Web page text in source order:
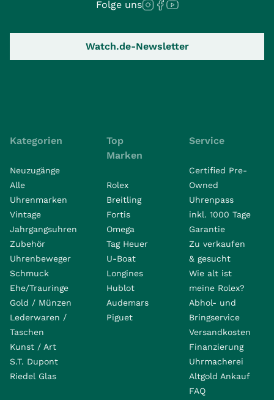
Folge uns
Watch.de-Newsletter
Kategorien
Neuzugänge
Alle
Uhrenmarken
Vintage
Jahrgangsuhren
Zubehör
Uhrenbeweger
Schmuck
Ehe/Trauringe
Gold / Münzen
Lederwaren /
Taschen
Kunst / Art
S.T. Dupont
Riedel Glas
Top
Marken
Rolex
Breitling
Fortis
Omega
Tag Heuer
U-Boat
Longines
Hublot
Audemars
Piguet
Service
Certified Pre-
Owned
Uhrenpass
inkl. 1000 Tage
Garantie
Zu verkaufen
& gesucht
Wie alt ist
meine Rolex?
Abhol- und
Bringservice
Versandkosten
Finanzierung
Uhrmacherei
Altgold Ankauf
FAQ